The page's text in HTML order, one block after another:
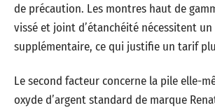
de précaution. Les montres haut de
vissé et joint d’étanchéité nécessitent
supplémentaire, ce qui justifie un tarif
Le second facteur concerne la pile elle-
oxyde d’argent standard de marque